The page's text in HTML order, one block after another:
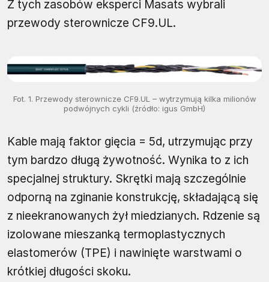
Z tych zasobów eksperci Masats wybrali
przewody sterownicze CF9.UL.
Fot. 1. Przewody sterownicze CF9.UL – wytrzymują kilka milionów
podwójnych cykli (źródło: igus GmbH)
Kable mają faktor gięcia = 5d, utrzymując przy
tym bardzo długą żywotność. Wynika to z ich
specjalnej struktury. Skrętki mają szczególnie
odporną na zginanie konstrukcję, składającą się
z nieekranowanych żył miedzianych. Rdzenie są
izolowane mieszanką termoplastycznych
elastomerów (TPE) i nawinięte warstwami o
krótkiej długości skoku.